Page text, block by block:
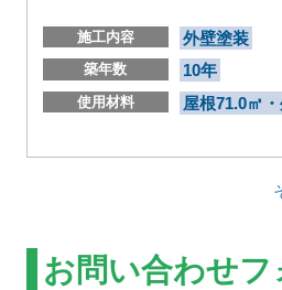
施工内容 外壁塗装
築年数 10年
使用材料 屋根71.0㎡
お問い合わせフ